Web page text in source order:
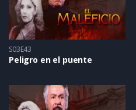
S03E43
Peligro en el puente